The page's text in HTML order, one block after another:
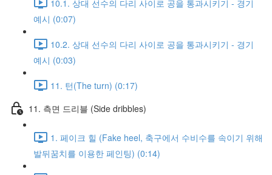
10.1. 상대 선수의 다리 사이로 공을 통과시키기 - 경기
예시 (0:07)
10.2. 상대 선수의 다리 사이로 공을 통과시키기 - 경기
예시 (0:03)
11. 턴(The turn) (0:17)
11. 측면 드리블 (Side dribbles)
1. 페이크 힐 (Fake heel, 축구에서 수비수를 속이기 위해
발뒤꿈치를 이용한 페인팅) (0:14)